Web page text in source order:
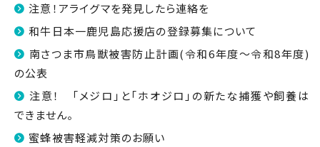
注意！アライグマを発見したら連絡を
和牛日本一鹿児島応援店の登録募集について
南さつま市鳥獣被害防止計画(令和6年度～令和8年度)
の公表
注意！ 「メジロ」と「ホオジロ」の新たな捕獲や飼養は
できません。
蜜蜂被害軽減対策のお願い